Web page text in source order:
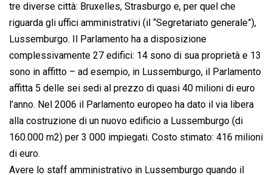
tre diverse città: Bruxelles, Strasburgo e, per quel che
riguarda gli uffici amministrativi (il “Segretariato generale”),
Lussemburgo. Il Parlamento ha a disposizione
complessivamente 27 edifici: 14 sono di sua proprietà e 13
sono in affitto – ad esempio, in Lussemburgo, il Parlamento
affitta 5 delle sei sedi al prezzo di quasi 40 milioni di euro
l’anno. Nel 2006 il Parlamento europeo ha dato il via libera
alla costruzione di un nuovo edificio a Lussemburgo (di
160.000 m2) per 3 000 impiegati. Costo stimato: 416 milioni
di euro.
Avere lo staff amministrativo in Lussemburgo quando il